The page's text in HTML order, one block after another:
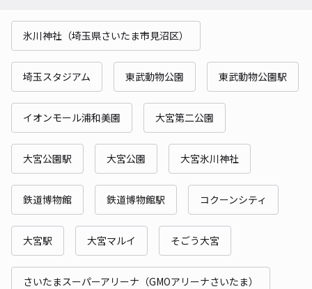
氷川神社（埼玉県さいたま市見沼区）
埼玉スタジアム 東武動物公園 東武動物公園駅
イオンモール浦和美園 大宮第二公園
大宮公園駅 大宮公園 大宮氷川神社
鉄道博物館 鉄道博物館駅 コクーンシティ
大宮駅 大宮マルイ そごう大宮
さいたまスーパーアリーナ（GMOアリーナさいたま）